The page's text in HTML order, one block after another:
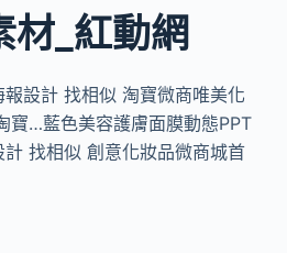
材_紅動網
設計 找相似 淘寶微商唯美化
寶…藍色美容護膚面膜動態PPT
找相似 創意化妝品微商城首